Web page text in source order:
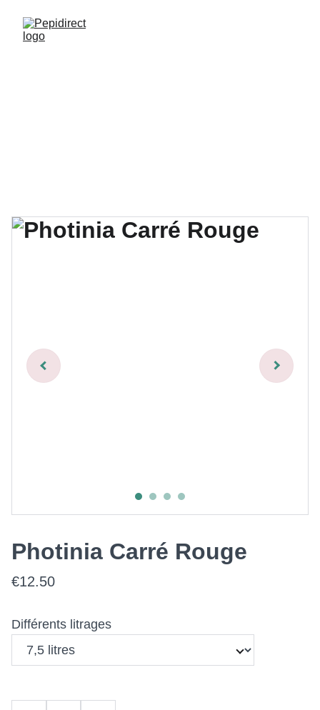
Photinia Carré Rouge
€12.50
Différents litrages